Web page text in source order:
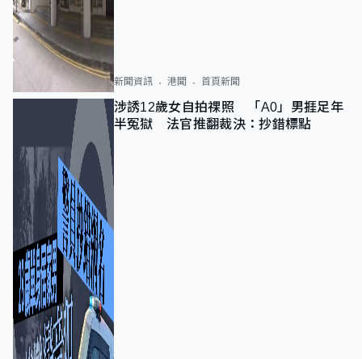
新聞資訊 港聞 首頁新聞
涉誘12歲女自拍祼照 「A0」男捱足年
半冤獄 法官推翻裁決：抄錯標點